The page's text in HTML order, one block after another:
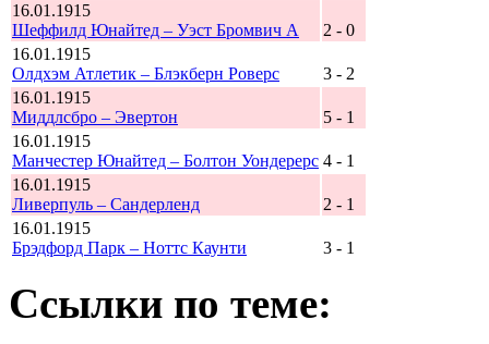
16.01.1915
Шеффилд Юнайтед – Уэст Бромвич А
2 - 0
16.01.1915
Олдхэм Атлетик – Блэкберн Роверс
3 - 2
16.01.1915
Миддлсбро – Эвертон
5 - 1
16.01.1915
Манчестер Юнайтед – Болтон Уондерерс 4 - 1
16.01.1915
Ливерпуль – Сандерленд
2 - 1
16.01.1915
Брэдфорд Парк – Ноттс Каунти
3 - 1
Ссылки по теме: